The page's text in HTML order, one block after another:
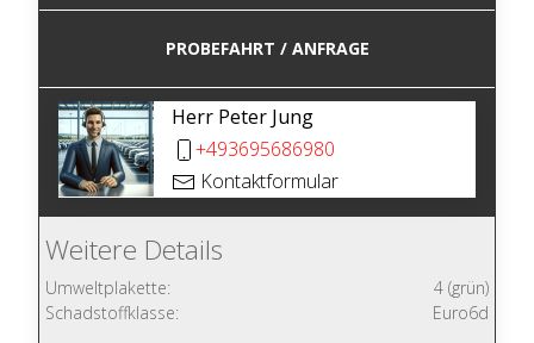
PROBEFAHRT / ANFRAGE
Herr Peter Jung
+493695686980
Kontaktformular
Weitere Details
Umweltplakette:
4 (grün)
Schadstoffklasse:
Euro6d